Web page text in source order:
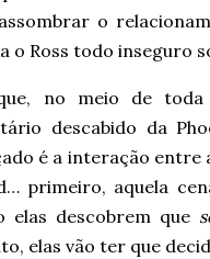
o
o Ross todo inseguro
no meio de
descabido da
é a interação entre
primeiro, aquela
elas descobrem que
elas vão ter que